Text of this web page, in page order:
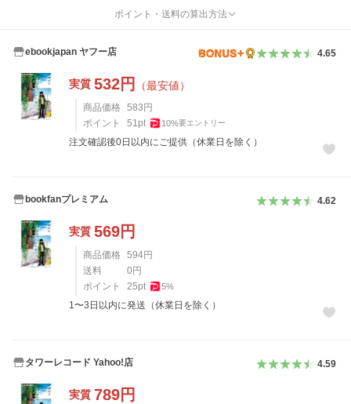
ポイント・送料の算出方法
ebookjapan ヤフー店 4.65
実質 532円 （最安値）
商品価格 583 円
ポイント
51pt 10%要エントリー
注文確認後0日以内にご提供（休業日を除く）
bookfanプレミアム 4.62
実質 569円
商品価格 594円
送料
0 円
ポイント
25pt 5%
1〜3日以内に発送（休業日を除く）
タワーレコード Yahoo!店 4.59
実質 789円